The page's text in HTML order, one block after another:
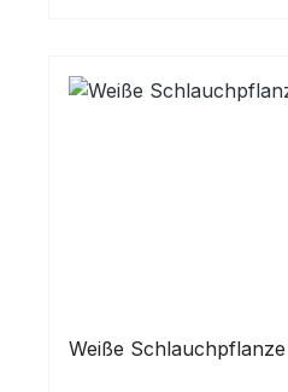
Weiße Schlauchpflanze